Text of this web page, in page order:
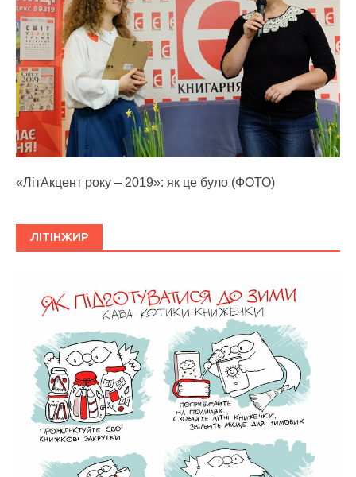
«ЛітАкцент року – 2019»: як це було (ФОТО)
ЛІТІНЖИР